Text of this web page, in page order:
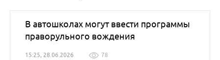
В автошколах могут ввести программы
праворульного вождения
15:25, 28.06.2026 78